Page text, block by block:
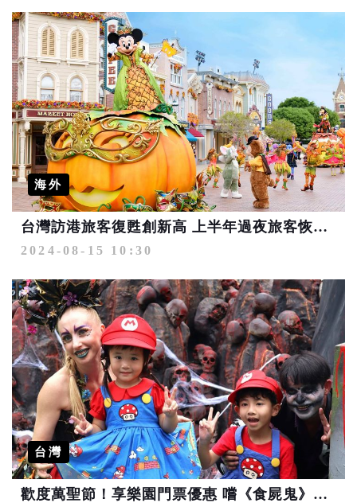
海外
台灣訪港旅客復甦創新高 上半年過夜旅客恢復近九成 中元節前夕搶先推出香港萬聖節行程 邀旅客到香港抓鬼趣
2024-08-15 10:30
台灣
歡度萬聖節！享樂園門票優惠 嚐《食屍鬼》套餐有機會獲得住宿券